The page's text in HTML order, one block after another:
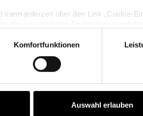
kann jederzeit über den Link „Cookie-
widerrufen
Komfortfunktionen
Auswahl erlauben
FlowersKartenset Airbrush Herzen B6
Paper